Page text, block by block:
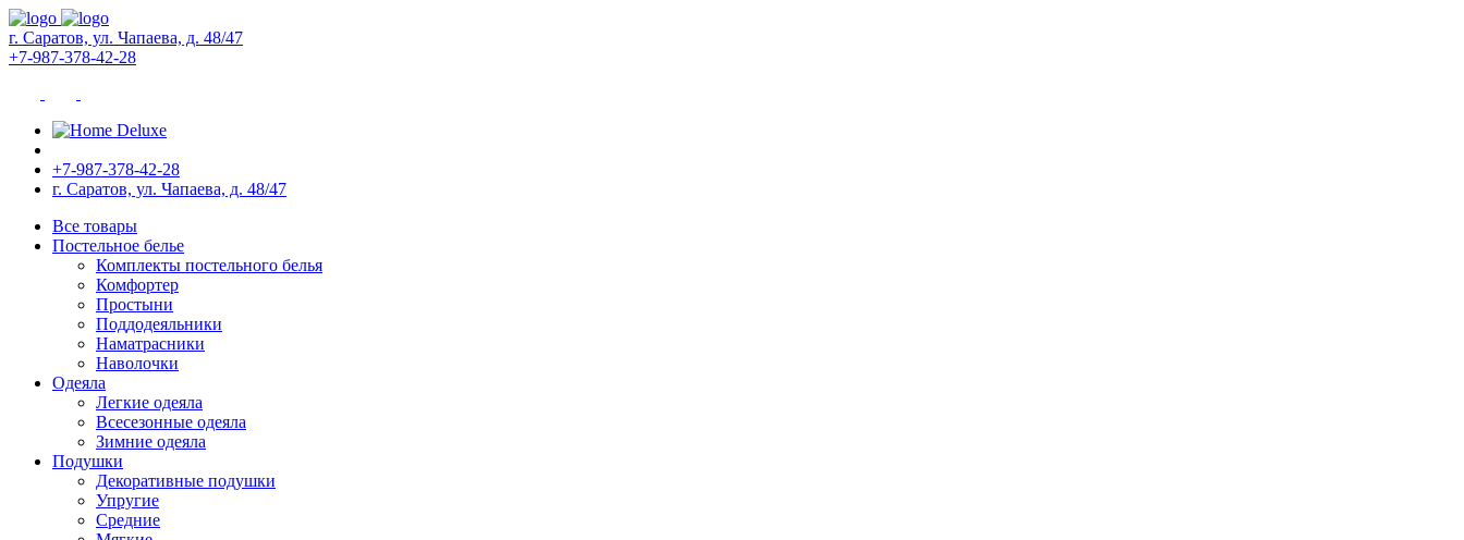
г. Саратов, ул. Чапаева, д. 48/47
+7-987-378-42-28
+7-987-378-42-28
г. Саратов, ул. Чапаева, д. 48/47
Все товары
Постельное белье
Комплекты постельного белья
Комфортер
Простыни
Поддодеяльники
Наматрасники
Наволочки
Одеяла
Легкие одеяла
Всесезонные одеяла
Зимние одеяла
Подушки
Декоративные подушки
Упругие
Средние